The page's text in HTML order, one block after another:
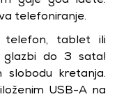
telefoniranje.
telefon, tablet ili
glazbi do 3 sata!
kretanja.
USB-A na